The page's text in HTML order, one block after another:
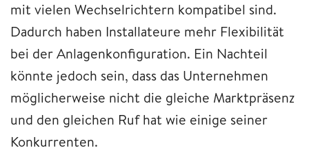
mit vielen Wechselrichtern kompatibel sind.
Dadurch haben Installateure mehr Flexibilität
bei der Anlagenkonfiguration. Ein Nachteil
könnte jedoch sein, dass das Unternehmen
möglicherweise nicht die gleiche Marktpräsenz
und den gleichen Ruf hat wie einige seiner
Konkurrenten.